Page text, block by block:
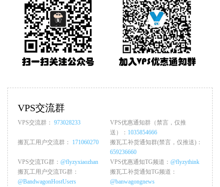
VPS交流群
VPS交流群： 973028233
VPS优惠通知群（禁言，仅推
送）： 1035854666
搬瓦工用户交流群： 171060270
搬瓦工补货通知群(禁言，仅推送)：
659236660
VPS交流TG群： @flyzyxiaozhan VPS优惠通知TG频道： @flyzythink
搬瓦工用户交流TG群：
@BandwagonHostUsers
搬瓦工补货通知TG频道：
@banwagongnews